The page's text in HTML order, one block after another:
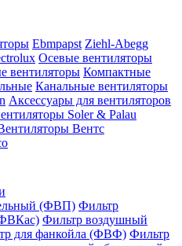
Ebmpapst Ziehl-Abegg
Осевые вентиляторы
вентиляторы Компактные
Канальные вентиляторы
Аксессуары для вентиляторов
Soler & Palau
Вентс
(ФВП) Фильтр
Фильтр воздушный
для фанкойла (ФВФ) Фильтр